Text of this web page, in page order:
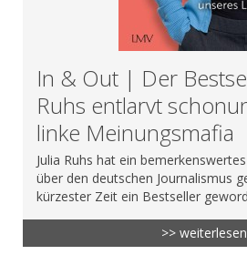
In & Out | Der
Ruhs entlarvt
linke Meinungsmafia
Julia Ruhs hat ein
über den deutschen Journalismus
kürzester Zeit ein Bestseller
>> weiterlesen